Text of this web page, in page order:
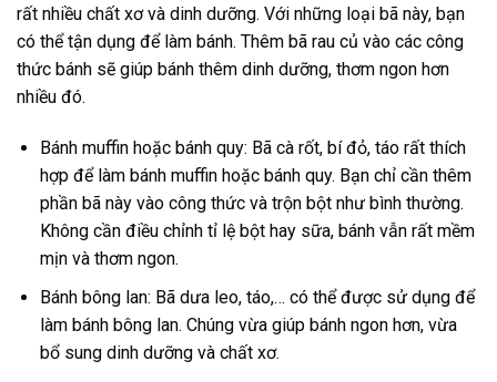
rất nhiều chất xơ và dinh dưỡng. Với những loại bã này, bạn
có thể tận dụng để làm bánh. Thêm bã rau củ vào các công
thức bánh sẽ giúp bánh thêm dinh dưỡng, thơm ngon hơn
nhiều đó.
Bánh muffin hoặc bánh quy: Bã cà rốt, bí đỏ, táo rất thích
hợp để làm bánh muffin hoặc bánh quy. Bạn chỉ cần thêm
phần bã này vào công thức và trộn bột như bình thường.
Không cần điều chỉnh tỉ lệ bột hay sữa, bánh vẫn rất mềm
mịn và thơm ngon.
Bánh bông lan: Bã dưa leo, táo,… có thể được sử dụng để
làm bánh bông lan. Chúng vừa giúp bánh ngon hơn, vừa
bổ sung dinh dưỡng và chất xơ.